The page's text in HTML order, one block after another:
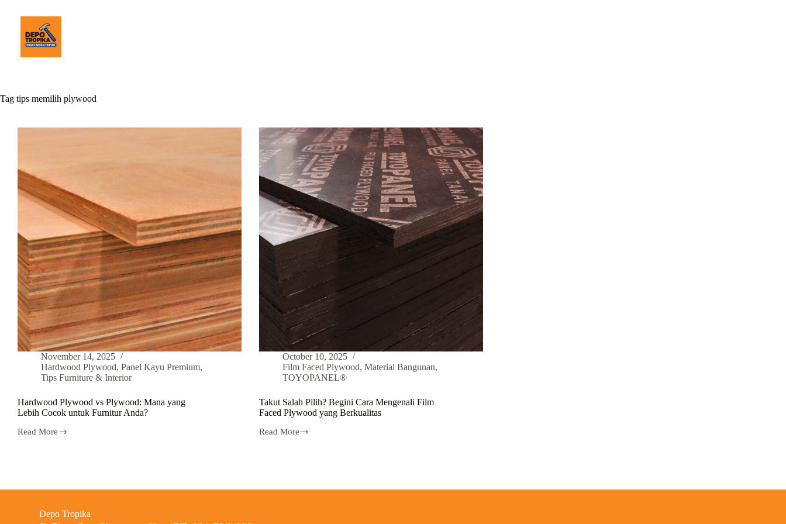
Tag tips memilih plywood
November 14, 2025
Hardwood Plywood, Panel Kayu Premium,
Tips Furniture & Interior
Hardwood Plywood vs Plywood: Mana yang
Lebih Cocok untuk Furnitur Anda?
Read More
October 10, 2025
Film Faced Plywood,Material Bangunan,
TOYOPANEL®
Takut Salah Pilih? Begini Cara Mengenali Film
Faced Plywood yang Berkualitas
Read More
Depo Tropika